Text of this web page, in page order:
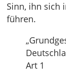
Sinn, ihn sich
führen.
Art 1